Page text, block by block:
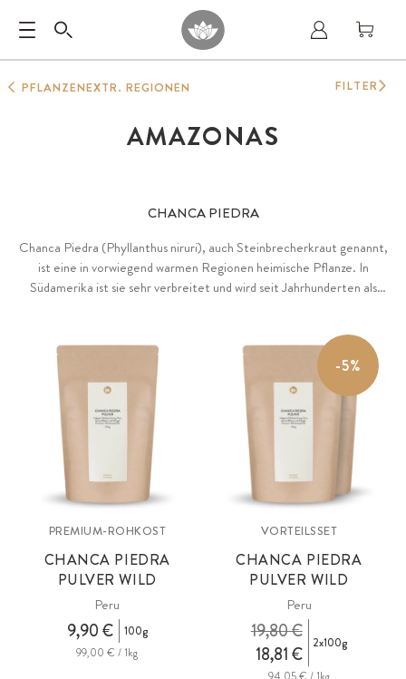
PFLANZENEXTR. REGIONEN
AMAZONAS
CHANCA PIEDRA
Chanca Piedra (Phyllanthus niruri), auch Steinbrecherkraut genannt,
ist eine in vorwiegend warmen Regionen heimische Pflanze. In
Südamerika ist sie sehr verbreitet und wird seit Jahrhunderten als
PREMIUM-ROHKOST
CHANCA PIEDRA
PULVER WILD
Peru
9,90 €
100g
99,00 € / 1kg
-5%
VORTEILSSET
CHANCA PIEDRA
PULVER WILD
Peru
18,81 €
19,80 € 2x100g
FILTER